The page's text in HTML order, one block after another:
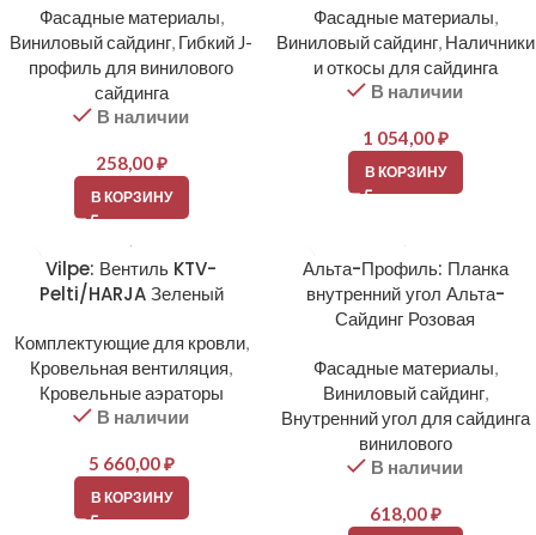
Фасадные материалы,
Виниловый сайдинг, Гибкий J-
профиль для винилового
сайдинга
В наличии
258,00₽
В КОРЗИНУ
Фасадные материалы,
Виниловый сайдинг, Наличники
и откосы для сайдинга
В наличии
1 054,00₽
В КОРЗИНУ
Vilpe: Вентиль KTV-
Pelti/HARJA Зеленый
Комплектующие для кровли,
Кровельная вентиляция,
Кровельные аэраторы
В наличии
5 660,00₽
В КОРЗИНУ
Альта-Профиль: Планка
внутренний угол Альта-
Сайдинг Розовая
Фасадные материалы,
Виниловый сайдинг,
Внутренний угол для сайдинга
винилового
В наличии
618,00₽